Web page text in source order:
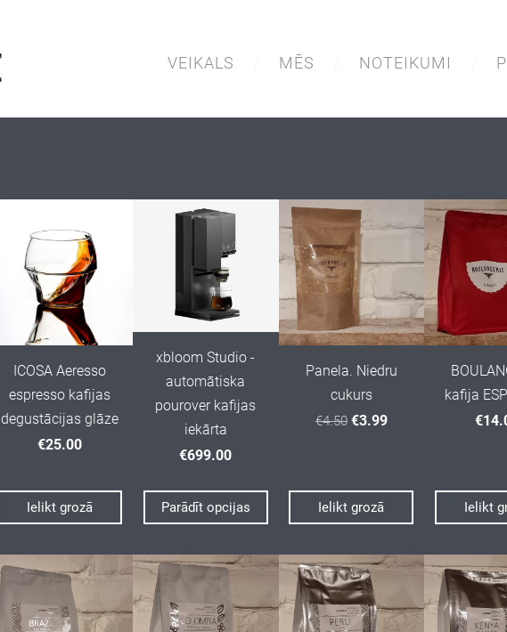
VEIKALS MĒS NOTEIKUMI
ICOSA Aeresso
espresso kafijas
degustācijas glāze
€25.00
Ielikt grozā
xbloom Studio -
automātiska
pourover kafijas
iekārta
€699.00
Parādīt opcijas
Panela. Niedru
cukurs
€4.50 €3.99
Ielikt grozā
kafija
Ielikt